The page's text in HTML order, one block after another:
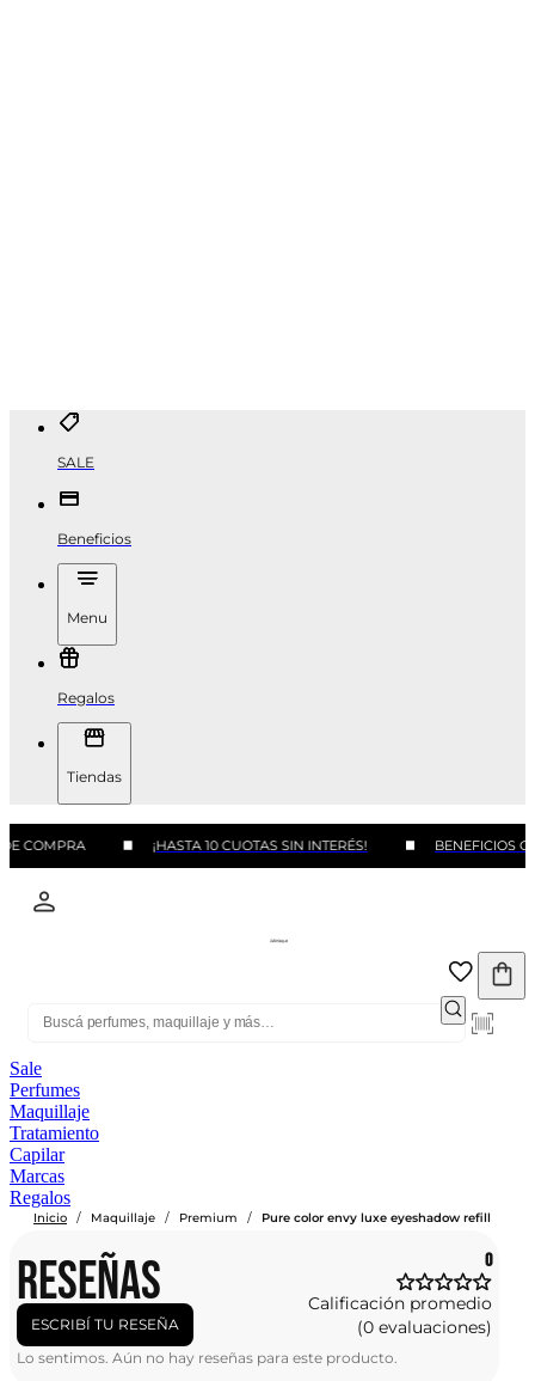
SALE
Beneficios
Menu
Regalos
Tiendas
COMPRA ¡HASTA 10 CUOTAS SIN INTERÉS! BENEFICIOS
Sale
Perfumes
Maquillaje
Tratamiento
Capilar
Marcas
Regalos
Inicio / Maquillaje / Premium / Pure color envy luxe eyeshadow refill
RESEÑAS
ESCRIBÍ TU RESEÑA
0
Calificación promedio
(0 evaluaciones)
Lo sentimos. Aún no hay reseñas para este producto.